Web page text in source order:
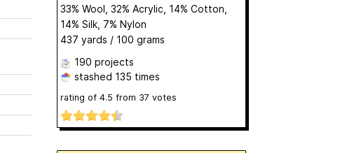
33% Wool, 32% Acrylic, 14% Cotton,
14% Silk, 7% Nylon
437 yards / 100 grams
190 projects
stashed 135 times
rating of 4.5 from 37 votes